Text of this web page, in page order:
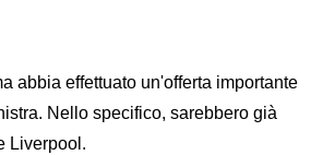
abbia effettuato un'offerta importante
Nello specifico, sarebbero già
Liverpool.